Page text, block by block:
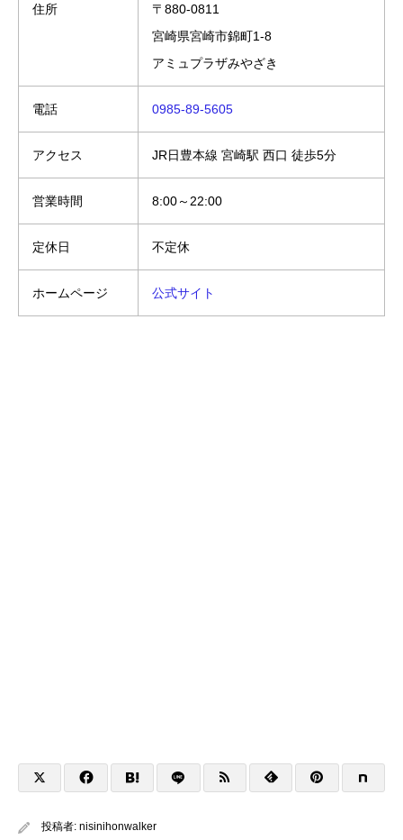
住所
〒880-0811
宮崎県宮崎市錦町1-8
アミュプラザみやざき
電話 0985-89-5605
アクセス JR日豊本線 宮崎駅 西口 徒歩5分
営業時間 8:00～22:00
定休日 不定休
ホームページ 公式サイト
投稿者: nisinihonwalker